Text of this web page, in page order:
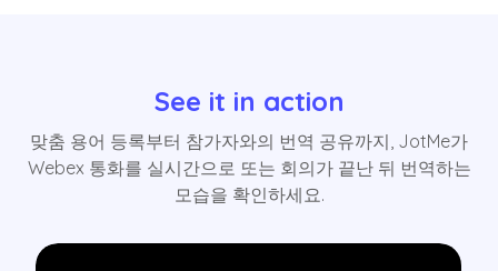
See it in action
맞춤 용어 등록부터 참가자와의 번역 공유까지, JotMe가
Webex 통화를 실시간으로 또는 회의가 끝난 뒤 번역하는
모습을 확인하세요.